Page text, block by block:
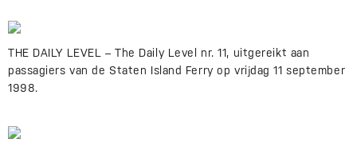
THE DAILY LEVEL – The Daily Level nr. 11, uitgereikt aan
passagiers van de Staten Island Ferry op vrijdag 11 september
1998.